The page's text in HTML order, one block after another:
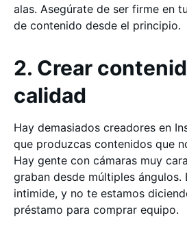
alas. Asegúrate de ser firme en
de contenido desde el principio.
2. Crear
calidad
Hay demasiados creadores en
que produzcas contenidos que
Hay gente con cámaras muy
graban desde múltiples ángulos.
intimide, y no te estamos
préstamo para comprar equipo.